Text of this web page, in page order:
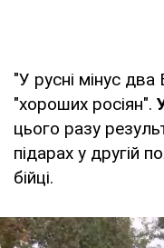
"У русні мінус
"хороших росіян".
цього разу
підарах у другій
бійці.